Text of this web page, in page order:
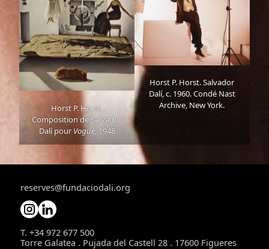
Horst P. Horst,
Composition de Salvador
Dalí pour Vogue, 1948
Horst P. Horst. Salvador
Dalí, c. 1960. Condé Nast
Archive, New York.
reserves@fundaciodali.org
T. +34 972 677 500
Torre Galatea . Pujada del Castell 28 . 17600 Figueres